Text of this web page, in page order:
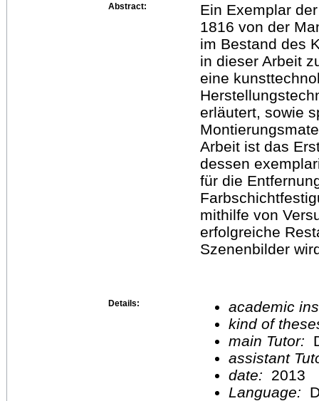
Abstract:
Ein Exemplar
1816 von der
im Bestand des
in dieser Arbeit
eine
erläutert, sowie
Arbeit ist das
dessen
für die
mithilfe von
erfolgreiche
Szenenbilder
Details:
academic
kind of
main Tutor:
assistant
date:
2013
Language: